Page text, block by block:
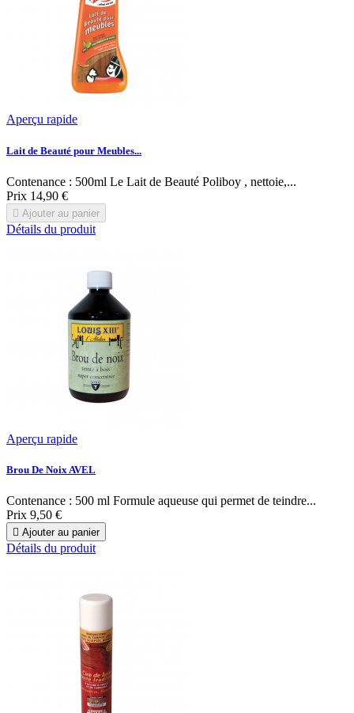
Aperçu rapide
Lait de Beauté pour Meubles...
Contenance : 500ml Le Lait de Beauté Poliboy , nettoie,...
Prix 14,90 €
 Ajouter au panier
Détails du produit
Aperçu rapide
Brou De Noix AVEL
Contenance : 500 ml Formule aqueuse qui permet de teindre...
Prix 9,50 €
 Ajouter au panier
Détails du produit